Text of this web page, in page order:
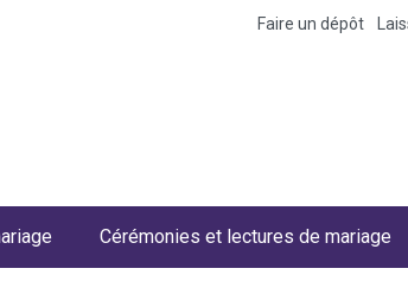
Faire un dépôt
Cérémonies et lectures de mariage